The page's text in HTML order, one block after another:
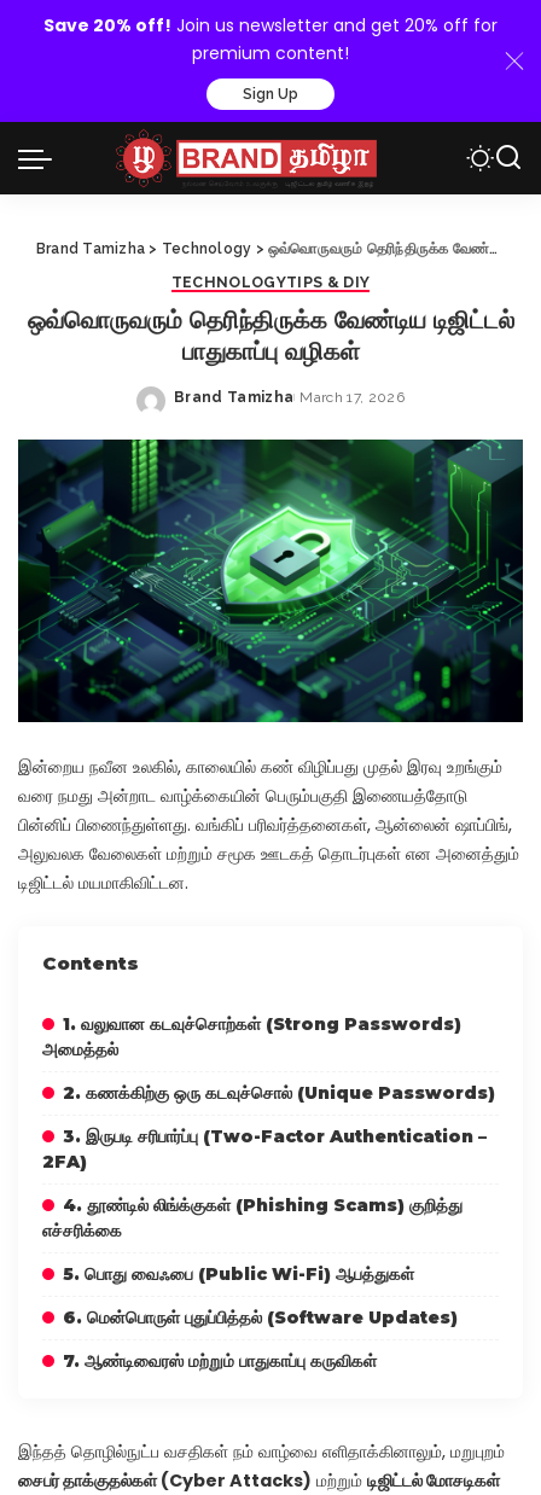
Save 20% off! Join us newsletter and get 20% off for
premium content!
Sign Up
Brand Tamizha > Technology > ஒவ்வொருவரும் தெரிந்திருக்க வேண்டிய டிஜிட்டல் பாதுகாப்பு வழிகள்
TECHNOLOGYTIPS & DIY
ஒவ்வொருவரும் தெரிந்திருக்க வேண்டிய டிஜிட்டல்
பாதுகாப்பு வழிகள்
Posted
Brand Tamizha March 17, 2026
இன்றைய நவீன உலகில், காலையில் கண் விழிப்பது முதல் இரவு உறங்கும்
வரை நமது அன்றாட வாழ்க்கையின் பெரும்பகுதி இணையத்தோடு
பின்னிப் பிணைந்துள்ளது. வங்கிப் பரிவர்த்தனைகள், ஆன்லைன் ஷாப்பிங்,
அலுவலக வேலைகள் மற்றும் சமூக ஊடகத் தொடர்புகள் என அனைத்தும்
டிஜிட்டல் மயமாகிவிட்டன.
Contents
1. வலுவான கடவுச்சொற்கள் (Strong Passwords)
அமைத்தல்
2. கணக்கிற்கு ஒரு கடவுச்சொல் (Unique Passwords)
3. இருபடி சரிபார்ப்பு (Two-Factor Authentication –
2FA)
4. தூண்டில் லிங்க்குகள் (Phishing Scams) குறித்து
எச்சரிக்கை
5. பொது வைஃபை (Public Wi-Fi) ஆபத்துகள்
6. மென்பொருள் புதுப்பித்தல் (Software Updates)
7. ஆண்டிவைரஸ் மற்றும் பாதுகாப்பு கருவிகள்
இந்தத் தொழில்நுட்ப வசதிகள் நம் வாழ்வை எளிதாக்கினாலும், மறுபுறம்
சைபர் தாக்குதல்கள் (Cyber Attacks) மற்றும் டிஜிட்டல் மோசடிகள்